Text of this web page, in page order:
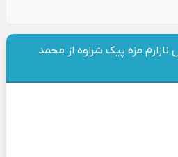
مزه پیک شراوه از محمد